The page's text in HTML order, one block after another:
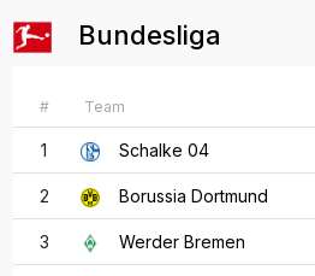
Bundesliga
# Team
1 Schalke 04
2 Borussia Dortmund
3 Werder Bremen